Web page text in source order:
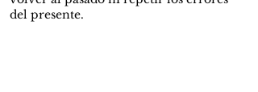
del presente.